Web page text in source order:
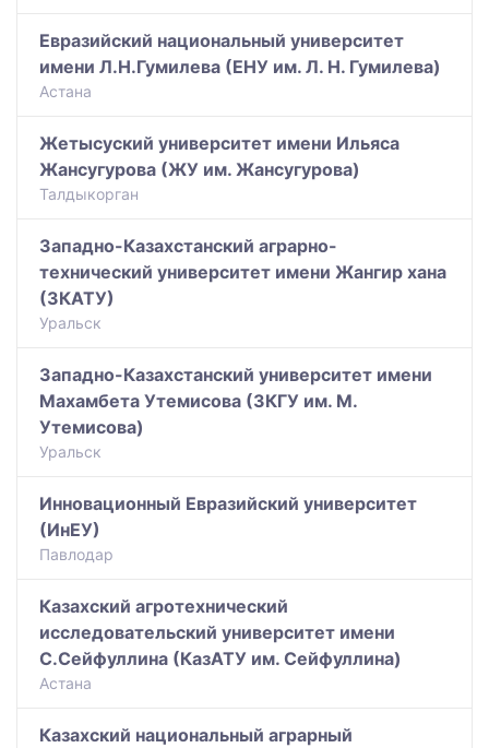
Евразийский национальный университет
имени Л.Н.Гумилева (ЕНУ им. Л. Н. Гумилева)
Астана
Жетысуский университет имени Ильяса
Жансугурова (ЖУ им. Жансугурова)
Талдыкорган
Западно-Казахстанский аграрно-
технический университет имени Жангир хана
(ЗКАТУ)
Уральск
Западно-Казахстанский университет имени
Махамбета Утемисова (ЗКГУ им. М.
Утемисова)
Уральск
Инновационный Евразийский университет
(ИнЕУ)
Павлодар
Казахский агротехнический
исследовательский университет имени
С.Сейфуллина (КазАТУ им. Сейфуллина)
Астана
Казахский национальный аграрный